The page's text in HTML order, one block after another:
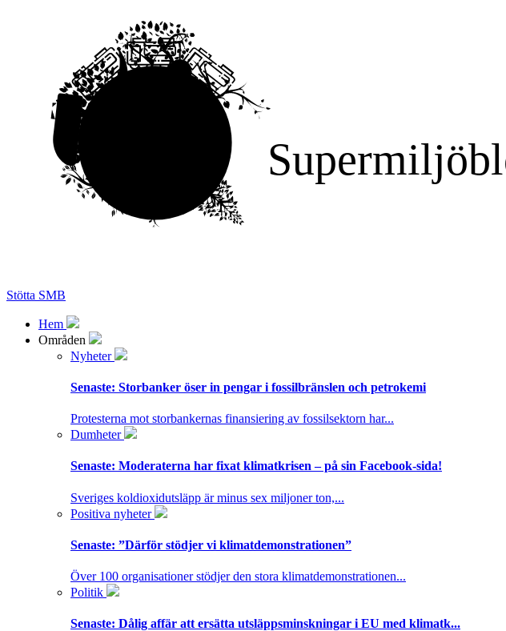
Stötta SMB
Hem
Områden
Nyheter
Senaste: Storbanker öser in pengar i fossilbränslen och petrokemi
Protesterna mot storbankernas finansiering av fossilsektorn har...
Dumheter
Senaste: Moderaterna har fixat klimatkrisen – på sin Facebook-sida!
Sveriges koldioxidutsläpp är minus sex miljoner ton,...
Positiva nyheter
Senaste: ”Därför stödjer vi klimatdemonstrationen”
Över 100 organisationer stödjer den stora klimatdemonstrationen...
Politik
Senaste: Dålig affär att ersätta utsläppsminskningar i EU med klimatk...